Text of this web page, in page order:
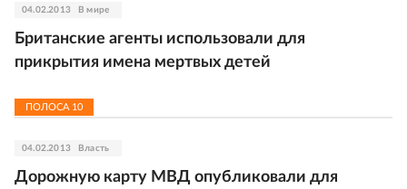
04.02.2013 В мире
Британские агенты использовали для
прикрытия имена мертвых детей
ПОЛОСА 10
04.02.2013 Власть
Дорожную карту МВД опубликовали для